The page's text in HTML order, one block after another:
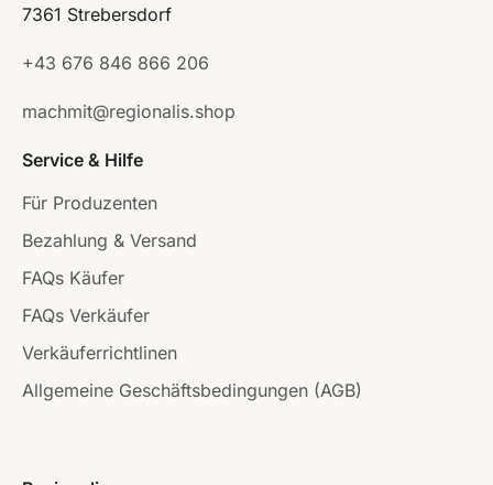
7361 Strebersdorf
+43 676 846 866 206
machmit@regionalis.shop
Service & Hilfe
Für Produzenten
Bezahlung & Versand
FAQs Käufer
FAQs Verkäufer
Verkäuferrichtlinen
Allgemeine Geschäftsbedingungen (AGB)